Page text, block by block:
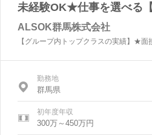
未経験OK★仕事を選べる
ALSOK群馬株式会社
【グループ内トップクラスの実績】★面
勤務地
群馬県
初年度年収
300万～450万円